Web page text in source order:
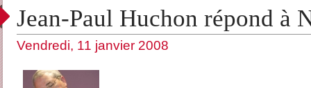
Jean-Paul Huchon répond à
Vendredi, 11 janvier 2008